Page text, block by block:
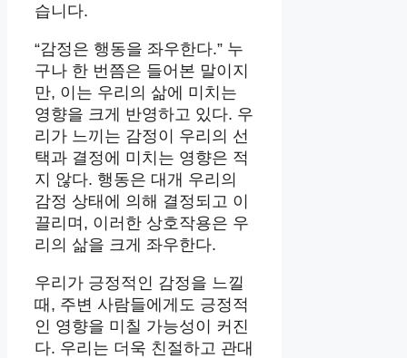
습니다.
“감정은 행동을 좌우한다.” 누
구나 한 번쯤은 들어본 말이지
만, 이는 우리의 삶에 미치는
영향을 크게 반영하고 있다. 우
리가 느끼는 감정이 우리의 선
택과 결정에 미치는 영향은 적
지 않다. 행동은 대개 우리의
감정 상태에 의해 결정되고 이
끌리며, 이러한 상호작용은 우
리의 삶을 크게 좌우한다.
우리가 긍정적인 감정을 느낄
때, 주변 사람들에게도 긍정적
인 영향을 미칠 가능성이 커진
다. 우리는 더욱 친절하고 관대